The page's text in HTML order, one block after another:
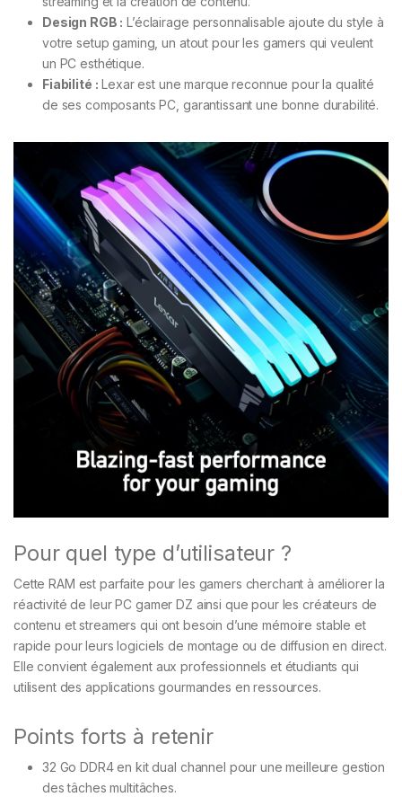
Design RGB : L’éclairage personnalisable ajoute du style à
votre setup gaming, un atout pour les gamers qui veulent
un PC esthétique.
Fiabilité : Lexar est une marque reconnue pour la qualité
de ses composants PC, garantissant une bonne durabilité.
Pour quel type d’utilisateur ?
Cette RAM est parfaite pour les gamers cherchant à améliorer la
réactivité de leur PC gamer DZ ainsi que pour les créateurs de
contenu et streamers qui ont besoin d’une mémoire stable et
rapide pour leurs logiciels de montage ou de diffusion en direct.
Elle convient également aux professionnels et étudiants qui
utilisent des applications gourmandes en ressources.
Points forts à retenir
32 Go DDR4 en kit dual channel pour une meilleure gestion
des tâches multitâches.